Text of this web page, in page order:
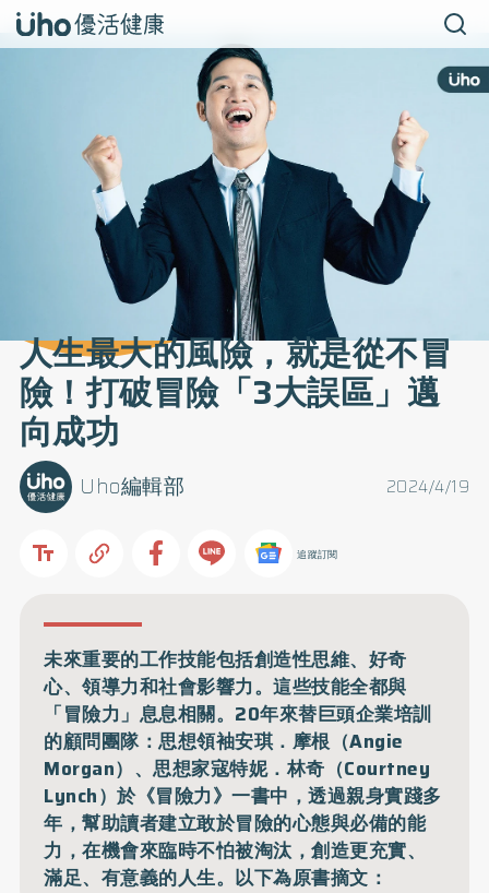
人生最大的風險，就是從不冒
險！打破冒險「3大誤區」邁
向成功
2024/4/19
Uho編輯部
追蹤訂閱
未來重要的工作技能包括創造性思維、好奇
心、領導力和社會影響力。這些技能全都與
「冒險力」息息相關。20年來替巨頭企業培訓
的顧問團隊：思想領袖安琪．摩根（Angie
Morgan）、思想家寇特妮．林奇（Courtney
Lynch）於《冒險力》一書中，透過親身實踐多
年，幫助讀者建立敢於冒險的心態與必備的能
力，在機會來臨時不怕被淘汰，創造更充實、
滿足、有意義的人生。以下為原書摘文：